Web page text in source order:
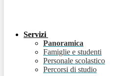
Servizi
Panoramica
Famiglie e studenti
Personale scolastico
Percorsi di studio